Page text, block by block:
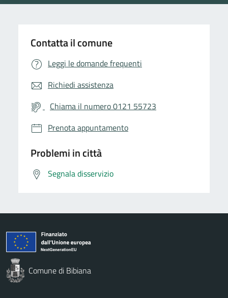
Contatta il comune
Leggi le domande frequenti
Richiedi assistenza
Chiama il numero 0121 55723
Prenota appuntamento
Problemi in città
Segnala disservizio
Comune di Bibiana